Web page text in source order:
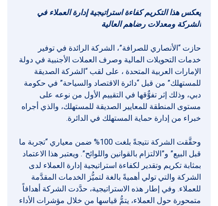
يعكس هذا التكريم كفاءة استراتيجية إدارة العملاء في
الشركة ومعدلات رضاهم العالية
حازت “الأنصاري للصرافة”، الشركة الرائدة في توفير
خدمات التحويلات المالية وصرف العملات الأجنبية في دولة
الإمارات العربية المتحدة ، على لقب “الشركة الصديقة
للمستهلك” من قبل “دائرة الاقتصاد والسياحة” في حكومة
دبي، وذلك إثر تفوٌّقها في التقييم الأول من نوعه على
مستوى المنطقة للمعايير الصديقة للمستهلك، والذي أجراه
خبراء من إدارة حماية المستهلك في الدائرة.
وحقَّقت الشركة نتيجةً بلغت 100% ضمن معياري “تجربة ما
قبل البيع” و”الالتزام بالقوانين واللوائح”. ويعتبر هذا الاعتماد
بمثابة تكريم وتقدير لكفاءة استراتيجية إدارة العملاء لدى
الشركة والتي تولي أهميةً بالغة لتميُّز الخدمات المقدَّمة
للعملاء. وفي إطار هذه الاستراتيجية، حدَّدت الشركة أهدافاً
متمحورة حول العملاء، يتمُّ قياسها من خلال مؤشرات الأداء